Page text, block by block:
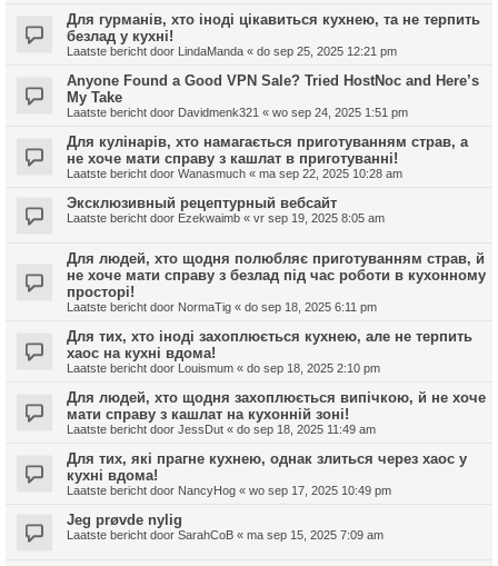
Для гурманів, хто іноді цікавиться кухнею, та не терпить
безлад у кухні!
Laatste bericht door LindaManda « do sep 25, 2025 12:21 pm
Anyone Found a Good VPN Sale? Tried HostNoc and Here’s
My Take
Laatste bericht door Davidmenk321 « wo sep 24, 2025 1:51 pm
Для кулінарів, хто намагається приготуванням страв, а
не хоче мати справу з кашлат в приготуванні!
Laatste bericht door Wanasmuch « ma sep 22, 2025 10:28 am
Эксклюзивный рецептурный вебсайт
Laatste bericht door Ezekwaimb « vr sep 19, 2025 8:05 am
Для людей, хто щодня полюбляє приготуванням страв, й
не хоче мати справу з безлад під час роботи в кухонному
просторі!
Laatste bericht door NormaTig « do sep 18, 2025 6:11 pm
Для тих, хто іноді захоплюється кухнею, але не терпить
хаос на кухні вдома!
Laatste bericht door Louismum « do sep 18, 2025 2:10 pm
Для людей, хто щодня захоплюється випічкою, й не хоче
мати справу з кашлат на кухонній зоні!
Laatste bericht door JessDut « do sep 18, 2025 11:49 am
Для тих, які прагне кухнею, однак злиться через хаос у
кухні вдома!
Laatste bericht door NancyHog « wo sep 17, 2025 10:49 pm
Jeg prøvde nylig
Laatste bericht door SarahCoB « ma sep 15, 2025 7:09 am